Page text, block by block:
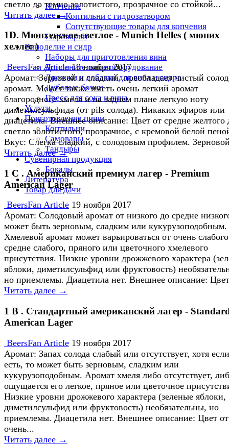
Копчение
Коптильни с гидрозатвором
Сопутствующие товары для копчения
Сыроварни
Виноделие и сидр
Наборы для приготовления вина
Дополнительное оборудование
Дрожжи и добавки для вина и сидра
Дубовые бочки
Пресс для сока и вина
Услуги
Приготовление пищи
Коптильни
Самовары
Тандыры
Сувенирная продукция
Бокалы
Литература
Товар для дачи
светло до темно золотистого, прозрачное со стойкой...
Читать далее →
1D. Мюнхенское светлое - Munich Helles ( мюних
хеллес )
BeersFan Article 19 ноября 2017
Аромат: Зерновой и сладкий, преобладает чистый
аромат. Может также иметь очень легкий аромат
благородного хмеля и на заднем плане легкую ноту
диметилсульфида (от pils солода). Никаких эфиров или
диацетила. Внешнее описание: Цвет от средне желтого
светло золотистого, прозрачное, с кремовой белой
Вкус: Слегка сладкий, с солодовым профилем.
Читать далее →
1 C . Американский премиум лагер - Premium
American Lager
BeersFan Article 19 ноября 2017
Аромат: Солодовый аромат от низкого до средне
может быть зерновым, сладким или кукурузоподобным.
Хмелевой аромат может варьироваться от очень
средне слабого, пряного или цветочного хмелевого
присутствия. Низкие уровни дрожжевого характера
яблоки, диметилсульфид или фруктовость)
но приемлемы. Диацетила нет. Внешнее описание:
Читать далее →
1 B . Стандартный американский лагер -
American Lager
BeersFan Article 19 ноября 2017
Аромат: Запах солода слабый или отсутствует, хотя
есть, то может быть зерновым, сладким или
кукурузоподобным. Аромат хмеля либо отсутствует,
ощущается его легкое, пряное или цветочное
Низкие уровни дрожжевого характера (зеленые яблоки,
диметилсульфид или фруктовость) необязательны, но
приемлемы. Диацетила нет. Внешнее описание: Цвет от
очень...
Читать далее →